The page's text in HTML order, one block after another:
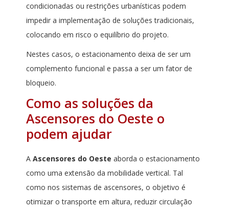
condicionadas ou restrições urbanísticas podem
impedir a implementação de soluções tradicionais,
colocando em risco o equilíbrio do projeto.
Nestes casos, o estacionamento deixa de ser um
complemento funcional e passa a ser um fator de
bloqueio.
Como as soluções da
Ascensores do Oeste o
podem ajudar
A Ascensores do Oeste aborda o estacionamento
como uma extensão da mobilidade vertical. Tal
como nos sistemas de ascensores, o objetivo é
otimizar o transporte em altura, reduzir circulação